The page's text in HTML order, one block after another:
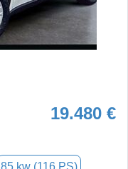
19.480 €
85 kw (116 PS)